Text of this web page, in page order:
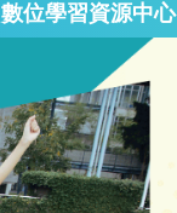
數位學習資源中心